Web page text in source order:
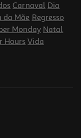
Carnaval Dia
da Mãe Regresso
Monday Natal
Hours Vida